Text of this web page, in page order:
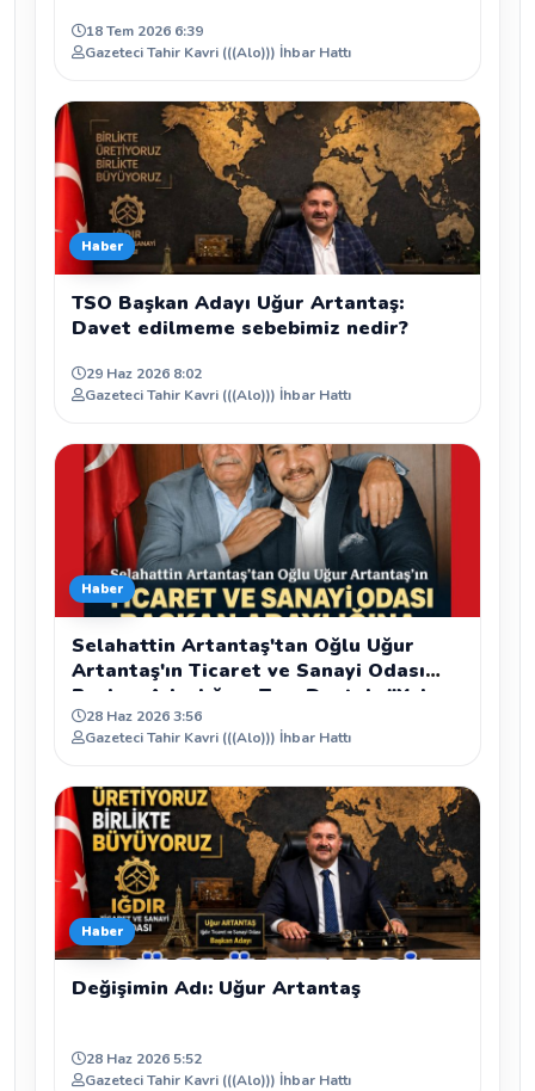
18 Tem 2026 6:39
Gazeteci Tahir Kavri (((Alo))) İhbar Hattı
Haber
TSO Başkan Adayı Uğur Artantaş:
Davet edilmeme sebebimiz nedir?
29 Haz 2026 8:02
Gazeteci Tahir Kavri (((Alo))) İhbar Hattı
Haber
Selahattin Artantaş'tan Oğlu Uğur
Artantaş'ın Ticaret ve Sanayi Odası
Başkan Adaylığına Tam Destek: "Yolun
ve Bahtın Açık Olsun Oğlum"
28 Haz 2026 3:56
Gazeteci Tahir Kavri (((Alo))) İhbar Hattı
Haber
Değişimin Adı: Uğur Artantaş
28 Haz 2026 5:52
Gazeteci Tahir Kavri (((Alo))) İhbar Hattı